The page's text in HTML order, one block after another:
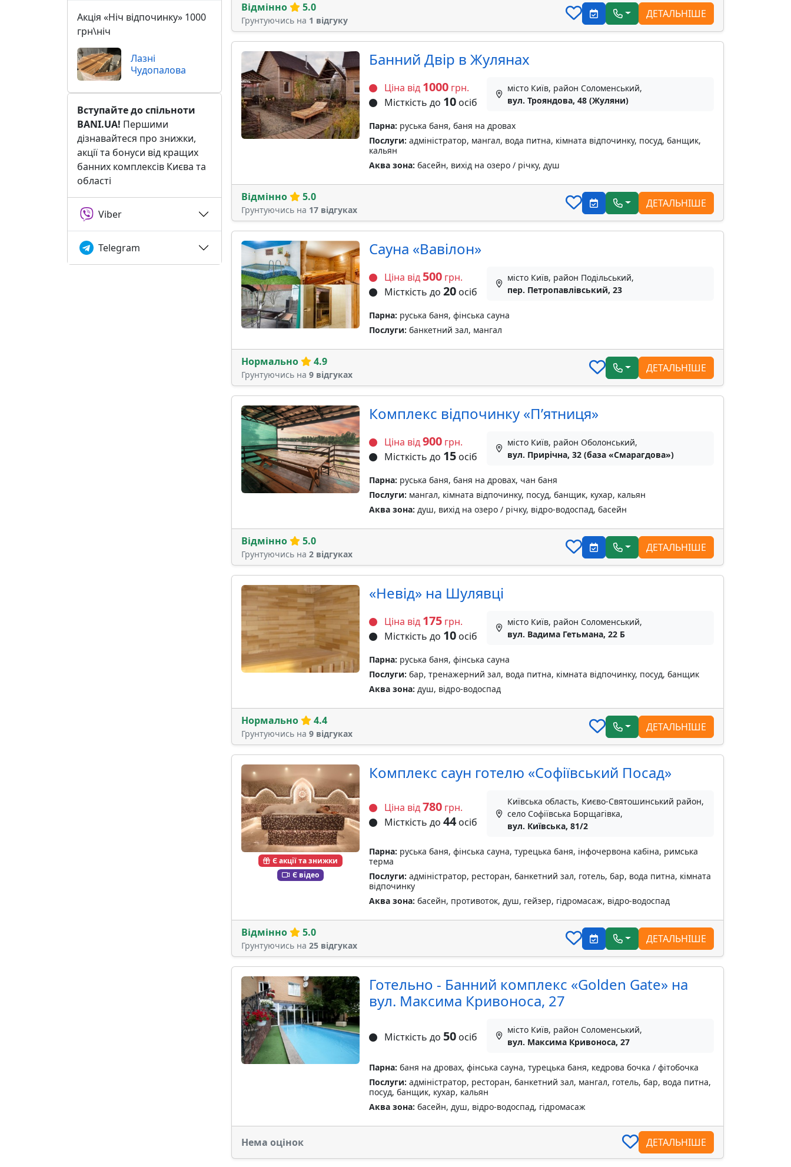
Відмінно 5.0
Грунтуючись на 1 відгуку
ДЕТАЛЬНІШЕ
Банний Двір в Жулянах
Ціна від 1000грн.
Місткість до 10осіб
місто Київ, район Соломенський,
вул. Трояндова, 48 (Жуляни)
Парна: руська баня, баня на дровах
Послуги: адміністратор, мангал, вода питна, кімната відпочинку, посуд, банщик,
кальян
Аква зона: басейн, вихід на озеро / річку, душ
Відмінно 5.0
Грунтуючись на 17 відгуках
ДЕТАЛЬНІШЕ
Сауна «Вавілон»
Ціна від 500грн.
Місткість до 20осіб
місто Київ, район Подільський,
пер. Петропавлівський, 23
Парна: руська баня, фінська сауна
Послуги: банкетний зал, мангал
Нормально 4.9
Грунтуючись на 9 відгуках
ДЕТАЛЬНІШЕ
Комплекс відпочинку «Пʼятниця»
Ціна від900грн.
Місткість до 15осіб
місто Київ, район Оболонський,
вул. Прирічна, 32 (база «Смарагдова»)
Парна: руська баня, баня на дровах, чан баня
Послуги: мангал, кімната відпочинку, посуд, банщик, кухар, кальян
Аква зона: душ, вихід на озеро / річку, відро-водоспад, басейн
Відмінно 5.0
Грунтуючись на 2 відгуках
ДЕТАЛЬНІШЕ
«Невід» на Шулявці
Ціна від 175грн.
Місткість до 10осіб
місто Київ, район Соломенський,
вул. Вадима Гетьмана, 22 Б
Парна: руська баня, фінська сауна
Послуги: бар, тренажерний зал, вода питна, кімната відпочинку, посуд, банщик
Аква зона: душ, відро-водоспад
Нормально 4.4
Грунтуючись на 9 відгуках
ДЕТАЛЬНІШЕ
Є акції та знижки
Є відео
Комплекс саун готелю «Софіївський Посад»
Ціна від780грн.
Місткість до 44осіб
Київська область, Києво-Святошинський район,
село Софіївська Борщагівка,
вул. Київська, 81/2
Парна: руська баня, фінська сауна, турецька баня, інфочервона кабіна, римська
терма
Послуги: адміністратор, ресторан, банкетний зал, готель, бар, вода питна, кімната
відпочинку
Аква зона: басейн, противоток, душ, гейзер, гідромасаж, відро-водоспад
Відмінно 5.0
Грунтуючись на 25 відгуках
ДЕТАЛЬНІШЕ
Готельно - Банний комплекс «Golden Gate» на
вул. Максима Кривоноса, 27
Місткість до 50осіб
місто Київ, район Соломенський,
вул. Максима Кривоноса, 27
Парна: баня на дровах, фінська сауна, турецька баня, кедрова бочка / фітобочка
Послуги: адміністратор, ресторан, банкетний зал, мангал, готель, бар, вода питна,
посуд, банщик, кухар, кальян
Аква зона: басейн, душ, відро-водоспад, гідромасаж
Нема оцінок ДЕТАЛЬНІШЕ
Акція «Ніч відпочинку» 1000
грн\ніч
Лазні
Чудопалова
Вступайте до спільноти
BANI.UA! Першими
дізнавайтеся про знижки,
акції та бонуси від кращих
банних комплексів Києва та
області
Viber
Telegram